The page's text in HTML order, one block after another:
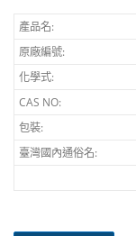
產品名:
原廠編號:
化學式:
CAS NO:
包裝:
臺灣國內通俗名: